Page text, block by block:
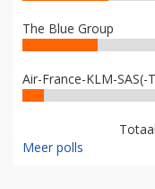
The Blue Group
Air-France-KLM-SAS(-
Meer polls